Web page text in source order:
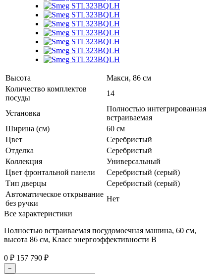
Высота
Макси, 86 см
Количество комплектов
посуды
14
Установка
Полностью интегрированная
встраиваемая
Ширина (см)
60 см
Цвет
Серебристый
Отделка
Серебристый
Коллекция
Универсальный
Цвет фронтальной панели
Серебристый (серый)
Тип дверцы
Серебристый (серый)
Автоматическое открывание
без ручки
Нет
Все характеристики
Полностью встраиваемая посудомоечная машина, 60 см,
высота 86 см, Класс энергоэффективности B
0 ₽ 157 790 ₽